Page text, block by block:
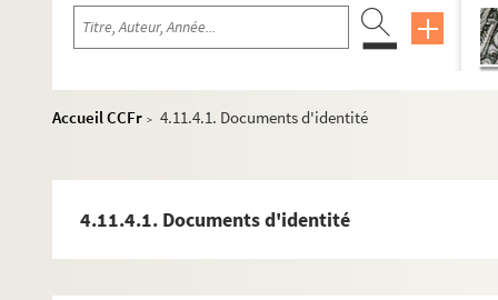
Accueil CCFr > 4.11.4.1. Documents d'identité
4.11.4.1. Documents d'identité